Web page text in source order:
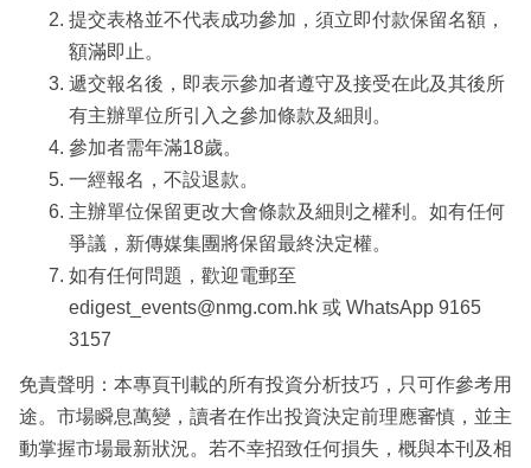
提交表格並不代表成功參加，須立即付款保留名額，
額滿即止。
遞交報名後，即表示參加者遵守及接受在此及其後所
有主辦單位所引入之參加條款及細則。
參加者需年滿18歲。
一經報名，不設退款。
主辦單位保留更改大會條款及細則之權利。如有任何
爭議，新傳媒集團將保留最終決定權。
如有任何問題，歡迎電郵至
edigest_events@nmg.com.hk 或 WhatsApp 9165
3157
免責聲明：本專頁刊載的所有投資分析技巧，只可作參考用
途。市場瞬息萬變，讀者在作出投資決定前理應審慎，並主
動掌握市場最新狀況。若不幸招致任何損失，概與本刊及相